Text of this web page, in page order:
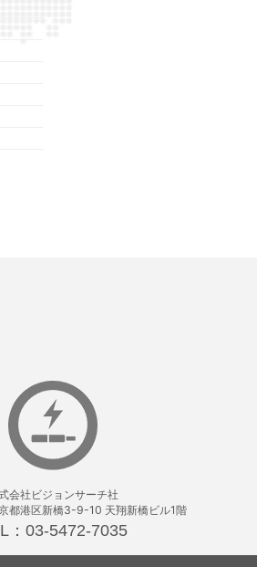
会社ビジョンサーチ社
都港区新橋3-9-10 天翔新橋ビル1階
：03-5472-7035